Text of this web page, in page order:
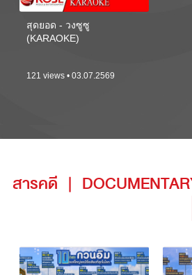
สุดยอด - วงซูซู
(KARAOKE)
121 views • 03.07.2569
สารคดี |